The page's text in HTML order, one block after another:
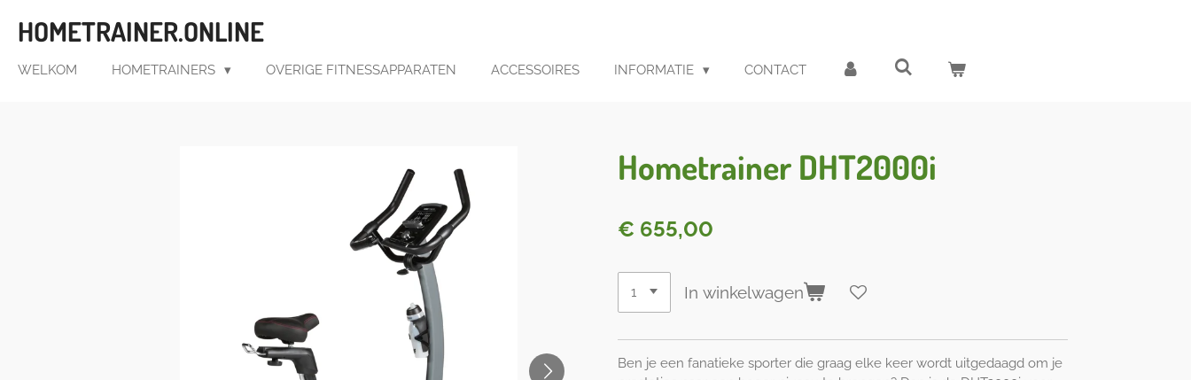
direct
de
HOMETRAINER.ONLINE
WELKOM HOMETRAINERS OVERIGE FITNESSAPPARATEN ACCESSOIRES INFORMATIE CONTACT
Hometrainer DHT2000i
€ 655,00
In winkelwagen
Ben je een fanatieke sporter die graag elke keer wordt uitgedaagd om je